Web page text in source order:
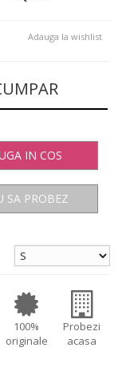
Adauga la wishlist
IN COS
SA PROBEZ
100%
originale
Probezi
acasa